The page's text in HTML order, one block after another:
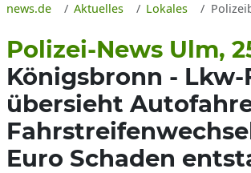
news.de Aktuelles Lokales
Polizei-News Ulm,
Königsbronn - Lkw-
übersieht
Euro Schaden